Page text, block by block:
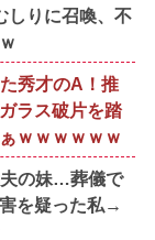
りに召喚、不
秀才のA！推
ラス破片を踏
ｗｗｗｗｗｗ
夫の妹…葬儀で
を疑った私→